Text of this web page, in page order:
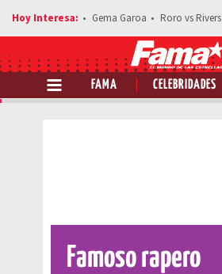
Gema Garoa Roro vs Rivers
FAMA CELEBRIDADES
Famoso rapero